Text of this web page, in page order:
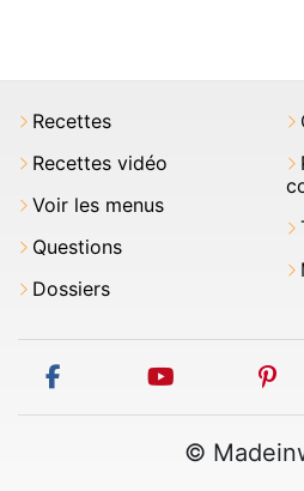
Recettes
Recettes vidéo
Voir les menus
Questions
Dossiers
facebook youtube
©